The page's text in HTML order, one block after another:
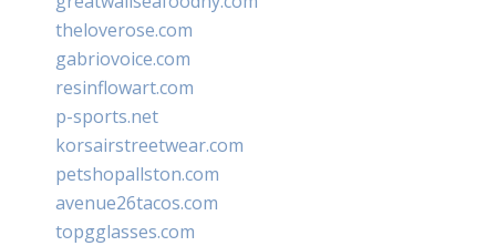
theloverose.com
gabriovoice.com
resinflowart.com
p-sports.net
korsairstreetwear.com
petshopallston.com
avenue26tacos.com
topgglasses.com